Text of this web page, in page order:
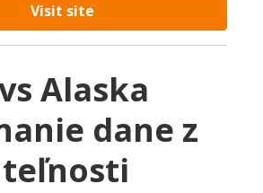
Visit site
Alaska
dane z